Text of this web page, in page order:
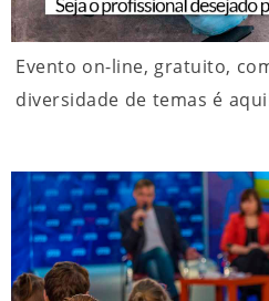
Evento on-line, gratuito,
diversidade de temas é